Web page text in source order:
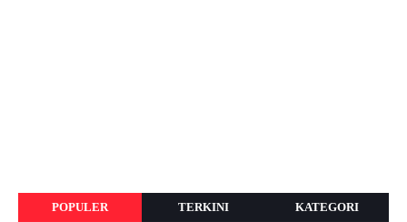
POPULER TERKINI KATEGORI